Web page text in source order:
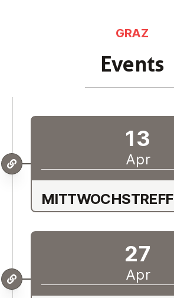
Events
GRAZ
MIT­TWOCH­STREFF
13
Apr
27
Apr